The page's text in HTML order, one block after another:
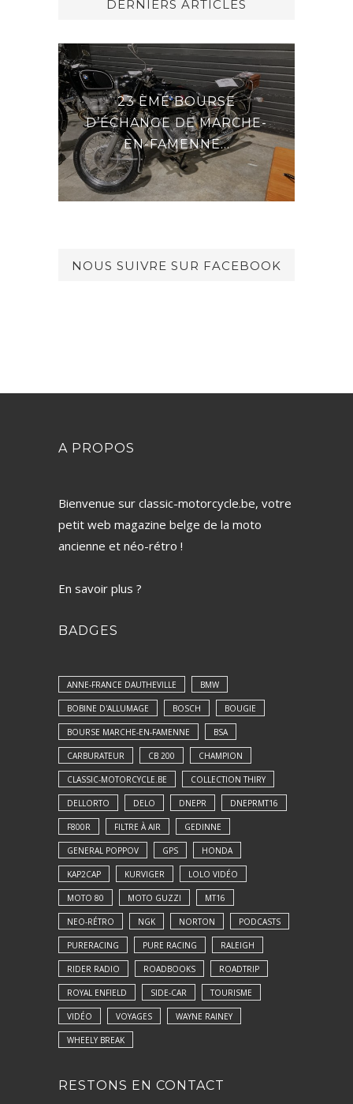
DERNIERS ARTICLES
23 ÈME BOURSE
D’ÉCHANGE DE MARCHE-
EN-FAMENNE...
NOUS SUIVRE SUR FACEBOOK
A PROPOS
Bienvenue sur classic-motorcycle.be, votre
petit web magazine belge de la moto
ancienne et néo-rétro !
En savoir plus ?
BADGES
ANNE-FRANCE DAUTHEVILLE BMW
BOBINE D'ALLUMAGE BOSCH BOUGIE
BOURSE MARCHE-EN-FAMENNE BSA
CARBURATEUR CB 200 CHAMPION
CLASSIC-MOTORCYCLE.BE COLLECTION THIRY
DELLORTO DELO DNEPR DNEPRMT16
F800R FILTRE À AIR GEDINNE
GENERAL POPPOV GPS HONDA
KAP2CAP KURVIGER LOLO VIDÉO
MOTO 80 MOTO GUZZI MT16
NEO-RÉTRO NGK NORTON PODCASTS
PURERACING PURE RACING RALEIGH
RIDER RADIO ROADBOOKS ROADTRIP
ROYAL ENFIELD SIDE-CAR TOURISME
VIDÉO VOYAGES WAYNE RAINEY
WHEELY BREAK
RESTONS EN CONTACT